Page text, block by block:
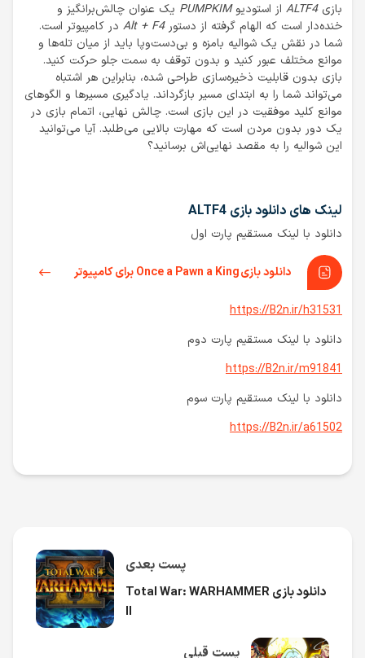
بازیALTF4 از استودیوPUMPKIM یک عنوان چالش‌برانگیز و
خنده‌دار است که الهام گرفته از دستورAlt + F4 در کامپیوتر است.
شما در نقش یک شوالیه بامزه و بی‌دست‌وپا باید از میان تله‌ها و
موانع مختلف عبور کنید و بدون توقف به سمت جلو حرکت کنید.
بازی بدون قابلیت ذخیره‌سازی طراحی شده، بنابراین هر اشتباه
می‌تواند شما را به ابتدای مسیر بازگرداند. یادگیری مسیرها و الگوهای
موانع کلید موفقیت در این بازی است. چالش نهایی، اتمام بازی در
یک دور بدون مردن است که مهارت بالایی می‌طلبد. آیا می‌توانید
این شوالیه را به مقصد نهایی‌اش برسانید؟
لینک های دانلود بازی ALTF4
دانلود با لینک مستقیم پارت اول
دانلود بازی Once a Pawn a King برای کامپیوتر
https://B2n.ir/h31531
دانلود با لینک مستقیم پارت دوم
https://B2n.ir/m91841
دانلود با لینک مستقیم پارت سوم
https://B2n.ir/a61502
پست قبلی
پست بعدی
دانلود بازی Total War: WARHAMMER
II